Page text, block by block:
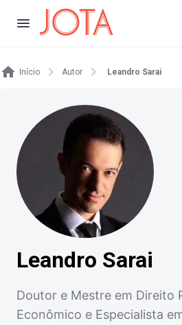
Início Autor Leandro Sarai
Leandro Sarai
Doutor e Mestre em Direito
Econômico e Especialista